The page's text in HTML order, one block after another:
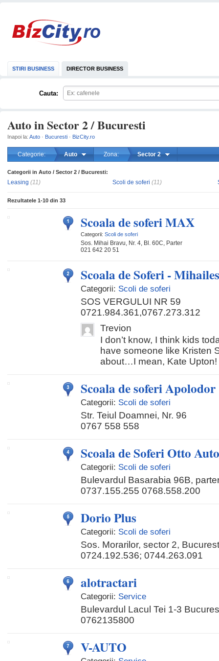
STIRI BUSINESS DIRECTOR BUSINESS
Cauta:
Auto in Sector 2 / Bucuresti
Inapoi la: Auto · Bucuresti · BizCity.ro
Categorie: Auto Zona: Sector 2
Categorii in Auto / Sector 2 / Bucuresti:
Leasing (11) Scoli de soferi (11)
Rezultatele 1-10 din 33
Scoala de soferi MAX
Categorii: Scoli de soferi
Sos. Mihai Bravu, Nr. 4, Bl. 60C, Parter
021 642 20 51
Scoala de Soferi -
Categorii: Scoli de soferi
SOS VERGULUI NR 59
0721.984.361,0767.273.312
Trevion
I don’t know, I think kids
have someone like Kristen
about…I mean, Kate Upton!
Scoala de soferi Apolodor
Categorii: Scoli de soferi
Str. Teiul Doamnei, Nr. 96
0767 558 558
Scoala de Soferi Otto
Categorii: Scoli de soferi
Bulevardul Basarabia 96B,
0737.155.255 0768.558.200
Dorio Plus
Categorii: Scoli de soferi
Sos. Morarilor, sector 2,
0724.192.536; 0744.263.091
alotractari
Categorii: Service
Bulevardul Lacul Tei 1-3
0762135800
V-AUTO